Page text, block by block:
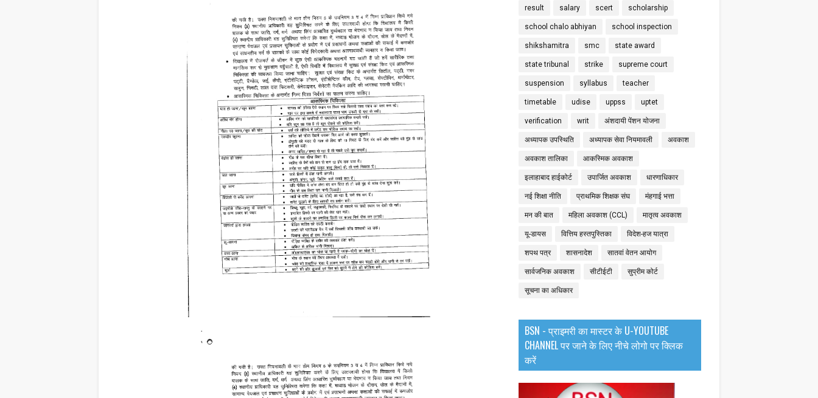
result salary scert scholarship
school chalo abhiyan school inspection
shikshamitra smc state award
state tribunal strike supreme court
suspension syllabus teacher
timetable udise uppss uptet
verification writ अंशदायी पेंशन योजना
अध्यापक उपस्थिति अध्यापक सेवा नियमावली अवकाश
अवकाश तालिका आकस्मिक अवकाश
इलाहाबाद हाईकोर्ट उपार्जित अवकाश धारणाधिकार
नई शिक्षा नीति प्राथमिक शिक्षक संघ मंहगाई भत्ता
मन की बात महिला अवकाश (CCL) मातृत्व अवकाश
यू-डायस वित्तिय हस्तपुस्तिका विदेश-हज यात्रा
शपथ पत्र शासनादेश सातवां वेतन आयोग
सार्वजनिक अवकाश सीटीईटी सुप्रीम कोर्ट
सूचना का अधिकार
BSN - प्राइमरी का मास्टर के U-YOUTUBE
CHANNEL पर जाने के लिए नीचे लोगो पर क्लिक
करें